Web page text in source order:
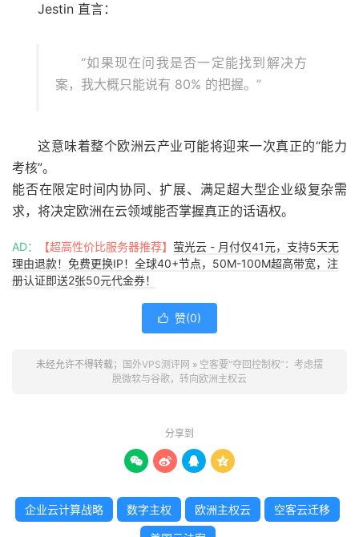
Jestin 直言：
“如果现在问我是否一定能找到解决方
案，我大概只能说有 80% 的把握。”
这意味着整个欧洲云产业可能将迎来一次真正的“能力
考核”。
能否在限定时间内协同、扩展、满足超大型企业级复杂需
求，将决定欧洲在云领域能否掌握真正的话语权。
AD： 【超高性价比服务器推荐】 萤光云 - 月付仅41元，支持5天无
理由退款！免费更换IP！全球40+节点，50M-100M超高带宽，注
册认证即送2张50元代金券！
 赞(0)
未经允许不得转载； 国外VPS测评网 » 空客要“夺回控制权”：考虑摆
脱微软与谷歌，转向欧洲主权云
分享到
   
企业云计算战略 数字主权 欧洲主权云 空客云迁移